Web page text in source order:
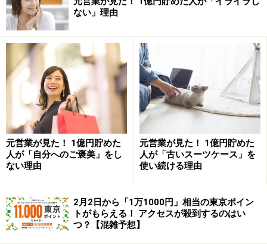
きるし、そこそこのリターンが期待できるので、愛用し
ています。
空前のインデックス投資ブーム、何が危な
い？
しかし、最近は「インデックス投資さえやっていれば、
誰でも時間をかけず小金持ちになれる」みたいな、やや
扇動的な発信をする人も増えている気がします。
特に危険だと感じるのは 「価格」を度外視する風潮
で
そもそもの話として、どうしてインデックス投資が「う
まくいくのか？」というと、前述のとおり運用手数料が
ない」理由
元営業が見た！ 1億円貯めた
人が「自分へのご褒美」をし
ない理由
元営業が見た！ 1億円貯めた
人が「古いスーツケース」を
使い続ける理由
2月2日から「1万1000円」相当の東京ポイン
トがもらえる！ アクセスが殺到するのはい
つ？【混雑予想】